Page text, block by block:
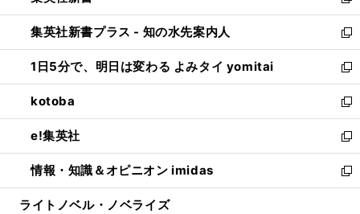
開
く
ン
ド
ウ
で
開
く
ウ
ィ
ン
ド
ウ
で
開
く
し
い
ウ
ィ
ン
ド
ウ
で
開
く
集英社新書プラス - 知の水先案内人
新
し
い
ウ
ィ
ン
ド
ウ
で
開
1日5分で、明日は変わる よみタイ yomitai
新
し
い
ウ
ィ
ン
ド
ウ
kotoba
新
し
い
ウ
ィ
ン
e!集英社
新
し
い
ウ
情報・知識＆オピニオン imidas
新
し
ライトノベル・ノベライズ